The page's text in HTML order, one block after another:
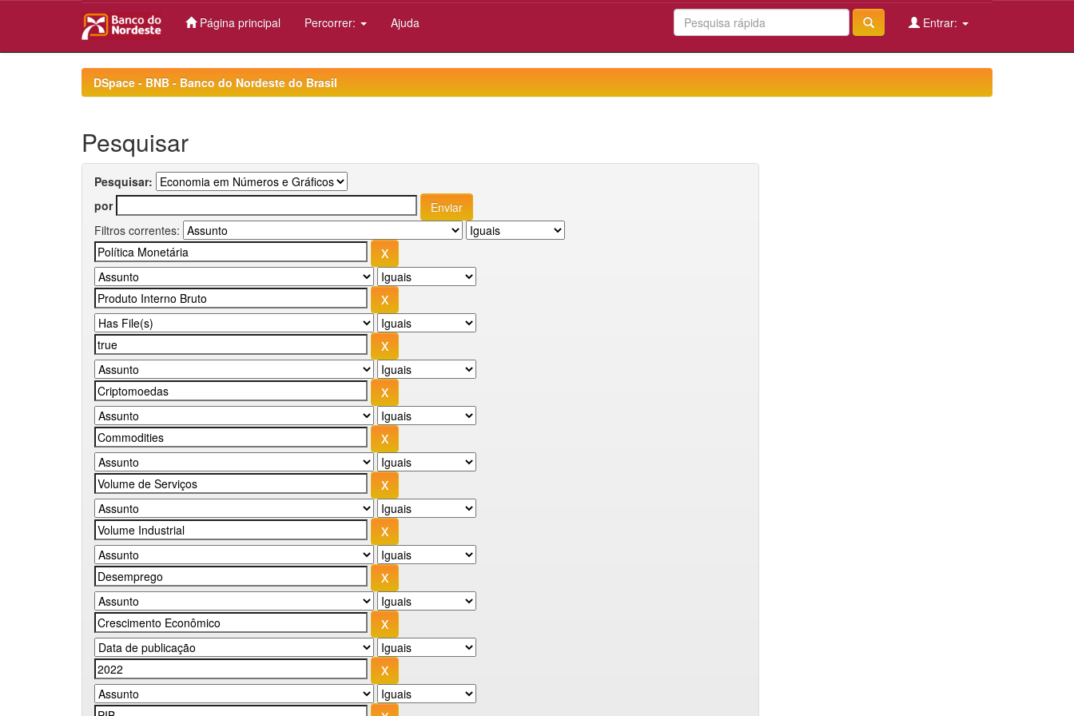
Página principal Percorrer: Ajuda Entrar:
DSpace - BNB - Banco do Nordeste do Brasil
Pesquisar
Pesquisar:
por
Filtros correntes: